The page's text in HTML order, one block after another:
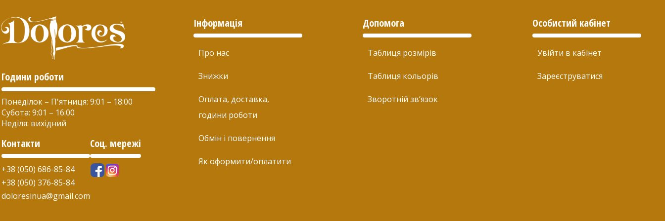
Години роботи
Понеділок – П'ятниця: 9:01 – 18:00
Субота: 9:01 – 16:00
Неділя: вихідний
Контакти
+38 (050) 686-85-84
+38 (050) 376-85-84
doloresinua@gmail.com
Соц. мережі
Інформація
Про нас
Знижки
Оплата, доставка,
години роботи
Обмін і повернення
Як оформити/оплатити
Допомога
Таблиця розмірів
Таблиця кольорів
Зворотній зв’язок
Особистий кабінет
Увійти в кабінет
Зареєструватися